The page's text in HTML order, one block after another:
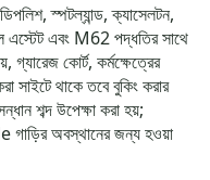
স্পটল্যান্ড, ক্যাসেলটন,
এস্টেট এবং M62 পদ্ধতির সাথে
গ্যারেজ কোর্ট, কর্মক্ষেত্রের
সাইটে থাকে তবে বুকিং করার
শব্দ উপেক্ষা করা হয়;
অবস্থানের জন্য হওয়া